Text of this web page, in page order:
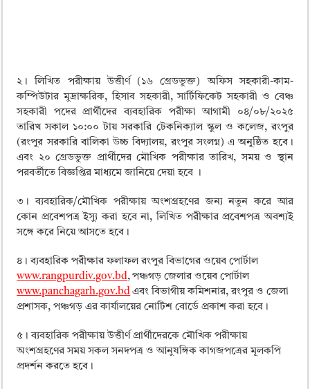
২। লিখিত পরীক্ষায় উত্তীর্ণ (১৬ গ্রেডভুক্ত) অফিস সহকারী-কাম-
কম্পিউটার মুদ্রাক্ষরিক, হিসাব সহকারী, সার্টিফিকেট সহকারী ও বেঞ্চ
সহকারী পদের প্রার্থীদের ব্যবহারিক পরীক্ষা আগামী ০৪/০৮/২০২৫
তারিখ সকাল ১০:০০ টায় সরকারি টেকনিক্যাল স্কুল ও কলেজ, রংপুর
(রংপুর সরকারি বালিকা উচ্চ বিদ্যালয়, রংপুর সংলগ্ন) এ অনুষ্ঠিত হবে।
এবং ২০ গ্রেডভুক্ত প্রার্থীদের মৌখিক পরীক্ষার তারিখ, সময় ও স্থান
পরবর্তীতে বিজ্ঞপ্তির মাধ্যমে জানিয়ে দেয়া হবে ।
৩। ব্যবহারিক/মৌখিক পরীক্ষায় অংশগ্রহণের জন্য নতুন করে আর
কোন প্রবেশপত্র ইস্যু করা হবে না, লিখিত পরীক্ষার প্রবেশপত্র অবশ্যই
সঙ্গে করে নিয়ে আসতে হবে।
৪। ব্যবহারিক পরীক্ষার ফলাফল রংপুর বিভাগের ওয়েব পোর্টাল
www.rangpurdiv.gov.bd, পঞ্চগড় জেলার ওয়েব পোর্টাল
www.panchagarh.gov.bd এবং বিভাগীয় কমিশনার, রংপুর ও জেলা
প্রশাসক, পঞ্চগড় এর কার্যালয়ের নোটিশ বোর্ডে প্রকাশ করা হবে।
৫। ব্যবহারিক পরীক্ষায় উত্তীর্ণ প্রার্থীদেরকে মৌখিক পরীক্ষায়
অংশগ্রহণের সময় সকল সনদপত্র ও আনুষঙ্গিক কাগজপত্রের মূলকপি
প্ৰদৰ্শন করতে হবে।